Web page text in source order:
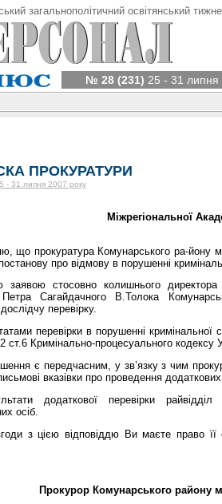
загальнополітичний освітянський
№ 28 (231) 25 - 31 липня
ПРОКУРАТУРИ
- 31 липня 2007 року
Міжрегіональної
що прокуратура Комунарського ра-йону
про відмову в порушенні
стосовно колишнього директора
Петра Сагайдачного В.Толока
перевірку.
перевірки в порушенні
ст.6 Кримінально-процесуального кодексу
є передчасним, у зв’язку з чим
вказівки про проведення додаткових
додаткової перевірки райвідділ
осіб.
з цією відповіддю Ви маєте право її
Прокурор Комунарського району